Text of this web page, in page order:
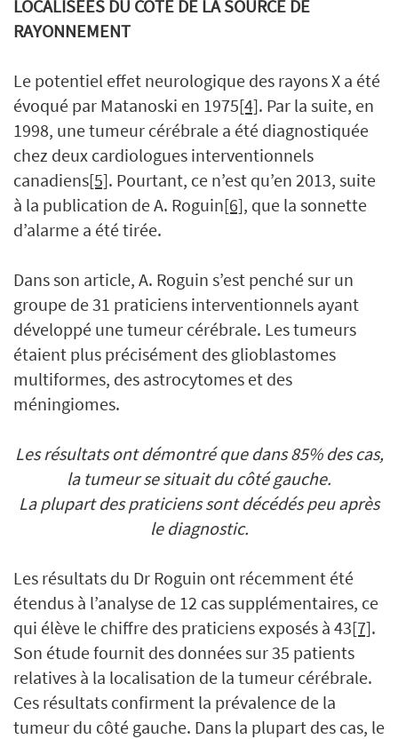
LOCALISÉES DU CÔTÉ DE LA SOURCE DE
RAYONNEMENT
Le potentiel effet neurologique des rayons X a été
évoqué par Matanoski en 1975[4]. Par la suite, en
1998, une tumeur cérébrale a été diagnostiquée
chez deux cardiologues interventionnels
canadiens[5]. Pourtant, ce n’est qu’en 2013, suite
à la publication de A. Roguin[6], que la sonnette
d’alarme a été tirée.
Dans son article, A. Roguin s’est penché sur un
groupe de 31 praticiens interventionnels ayant
développé une tumeur cérébrale. Les tumeurs
étaient plus précisément des glioblastomes
multiformes, des astrocytomes et des
méningiomes.
Les résultats ont démontré que dans 85% des cas,
la tumeur se situait du côté gauche.
La plupart des praticiens sont décédés peu après
le diagnostic.
Les résultats du Dr Roguin ont récemment été
étendus à l’analyse de 12 cas supplémentaires, ce
qui élève le chiffre des praticiens exposés à 43[7].
Son étude fournit des données sur 35 patients
relatives à la localisation de la tumeur cérébrale.
Ces résultats confirment la prévalence de la
tumeur du côté gauche. Dans la plupart des cas, le